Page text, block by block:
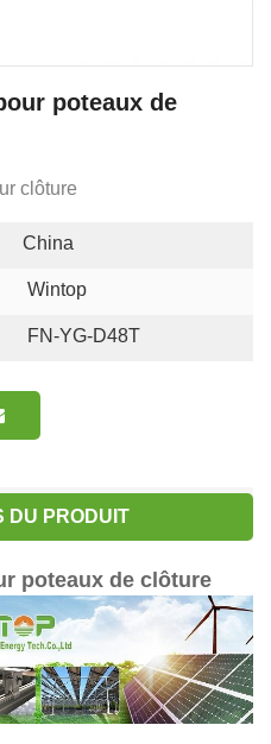
poteaux de
clôture
China
Wintop
FN-YG-D48T
DU PRODUIT
poteaux de clôture